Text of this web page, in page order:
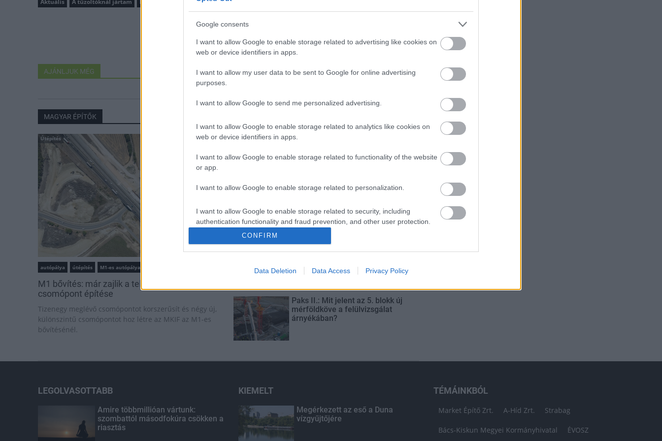
Google consents
I want to allow Google to enable storage related to advertising like cookies on
web or device identifiers in apps.
I want to allow my user data to be sent to Google for online advertising
purposes.
I want to allow Google to send me personalized advertising.
I want to allow Google to enable storage related to analytics like cookies on
web or device identifiers in apps.
I want to allow Google to enable storage related to functionality of the website
or app.
I want to allow Google to enable storage related to personalization.
I want to allow Google to enable storage related to security, including
authentication functionality and fraud prevention, and other user protection.
CONFIRM
Data Deletion Data Access Privacy Policy
AJÁNLJUK MÉG
MAGYAR ÉPÍTŐK
Útépítés
autópálya útépítés M1-es autópálya
M1 bővítés: már zajlik a teljesen új Bicske Kelet
csomópont építése
Tizenegy meglévő csomópontot korszerűsít és négy új,
különszintű csomópontot hoz létre az MKIF az M1-es
bővítésénél.
Új gyalogosátkelők és jelzőlámpás
Másfélszeresére bővítik
református iskoláját
Látványos építési szakasz indult
be a Flórián téri felüljárón
Paks II.: Mit jelent az 5. blokk új
mérföldköve a felülvizsgálat
árnyékában?
LEGOLVASOTTABB
Amire többmillióan vártunk:
szombattól másodfokúra csökken a
riasztás
KIEMELT
Megérkezett az eső a Duna
vízgyűjtőjére
TÉMÁINKBÓL
Market Építő Zrt. A-Híd Zrt. Strabag
Bács-Kiskun Megyei Kormányhivatal ÉVOSZ